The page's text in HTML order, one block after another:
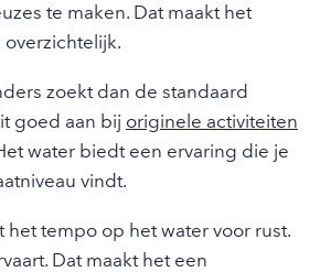
te maken. Dat maakt het
zoekt dan de standaard
goed aan bij originele activiteiten
water biedt een ervaring die je
vindt.
het tempo op het water voor rust.
Dat maakt het een